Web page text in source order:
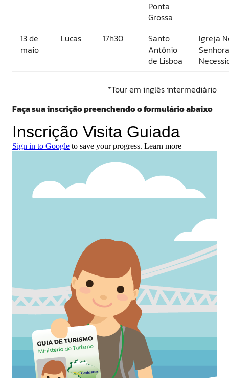
Ponta
Grossa
13 de
maio
Lucas 17h30
Santo
Antônio
de Lisboa
Igreja
*Tour em inglês intermediário
Faça sua inscrição preenchendo o formulário abaixo